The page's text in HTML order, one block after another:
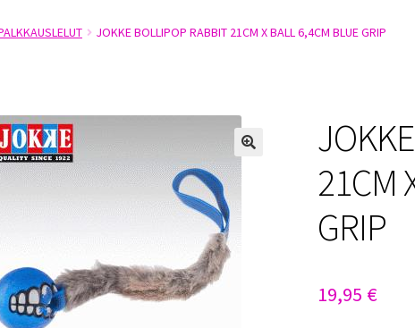
JOKKE BOLLIPOP RABBIT 21CM X BALL 6,4CM BLUE GRIP
21CM
GRIP
19,95 €